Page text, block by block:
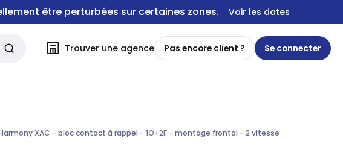
être perturbées sur certaines zones. Voir les dates
Trouver une agence Pas encore client ? Se connecter
XAC - bloc contact à rappel - 1O+2F - montage frontal - 2 vitesse